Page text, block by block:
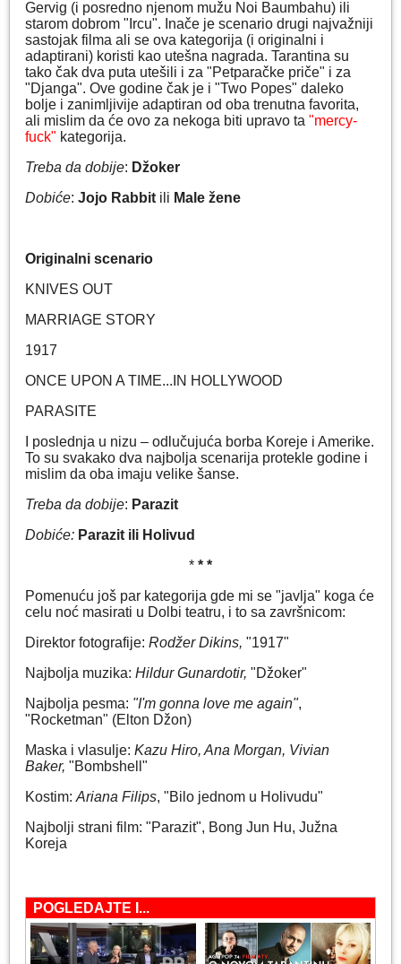
Gervig (i posredno njenom mužu Noi Baumbahu) ili
starom dobrom "Ircu". Inače je scenario drugi najvažniji
sastojak filma ali se ova kategorija (i originalni i
adaptirani) koristi kao utešna nagrada. Tarantina su
tako čak dva puta utešili i za "Petparačke priče" i za
"Djanga". Ove godine čak je i "Two Popes" daleko
bolje i zanimljivije adaptiran od oba trenutna favorita,
ali mislim da će ovo za nekoga biti upravo ta "mercy-
fuck" kategorija.
Treba da dobije: Džoker
Dobiće: Jojo Rabbit ili Male žene
Originalni scenario
KNIVES OUT
MARRIAGE STORY
1917
ONCE UPON A TIME...IN HOLLYWOOD
PARASITE
I poslednja u nizu – odlučujuća borba Koreje i Amerike.
To su svakako dva najbolja scenarija protekle godine i
mislim da oba imaju velike šanse.
Treba da dobije: Parazit
Dobiće: Parazit ili Holivud
* * *
Pomenuću još par kategorija gde mi se "javlja" koga će
celu noć masirati u Dolbi teatru, i to sa završnicom:
Direktor fotografije: Rodžer Dikins, "1917"
Najbolja muzika: Hildur Gunardotir, "Džoker"
Najbolja pesma: "I'm gonna love me again",
"Rocketman" (Elton Džon)
Maska i vlasulje: Kazu Hiro, Ana Morgan, Vivian
Baker, "Bombshell"
Kostim: Ariana Filips, "Bilo jednom u Holivudu"
Najbolji strani film: "Parazit", Bong Jun Hu, Južna
Koreja
POGLEDAJTE I...